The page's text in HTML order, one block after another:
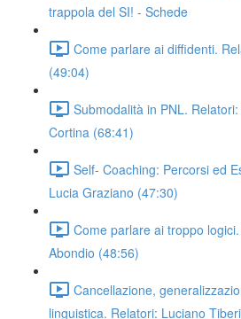
trappola del SI! - Schede
Come parlare ai diffidenti.
(49:04)
Submodalità in PNL.
Cortina (68:41)
Self- Coaching: Percorsi ed
Lucia Graziano (47:30)
Come parlare ai troppo
Abondio (48:56)
Cancellazione,
linguistica. Relatori: Luciano